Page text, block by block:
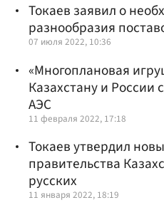
Токаев заявил о
разнообразия
07 июля 2022, 10:36
«Многоплановая
Казахстану и России
АЭС
11 февраля 2022, 17:18
Токаев утвердил
правительства
русских
11 января 2022, 18:19